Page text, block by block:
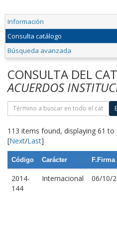
Información
Consulta catálogo
Búsqueda avanzada
CONSULTA DEL
ACUERDOS
113 items found, displaying 61 to
[Next/Last]
Código Carácter F.Firma
2014-
144
Internacional 06/10/